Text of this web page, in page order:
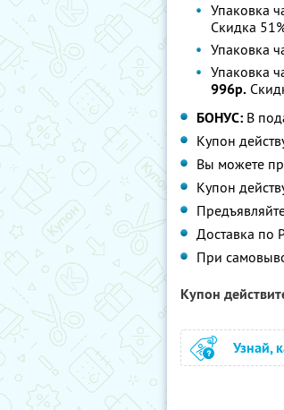
Упаковка
Скидка
Упаковка
Упаковка
996р.
БОНУС: В
Купон
Вы можете
Купон
Доставка по
При
Купон
Узнай,